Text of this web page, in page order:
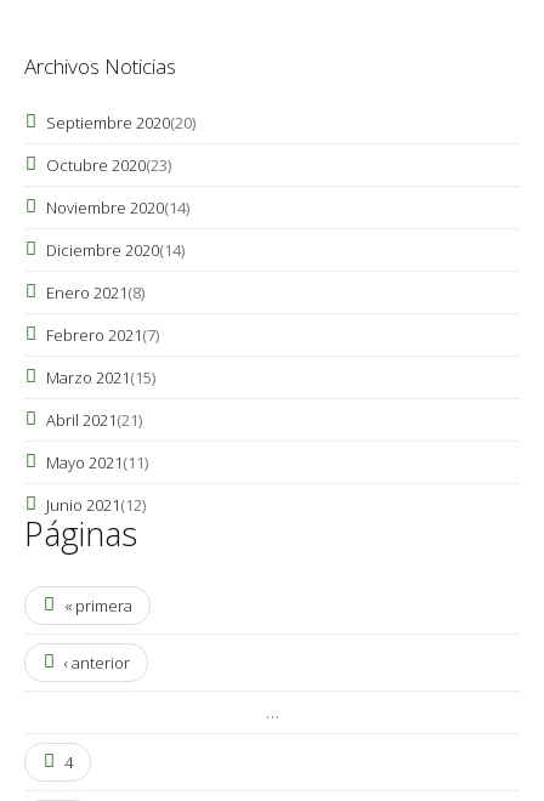
Archivos Noticias
Septiembre 2020(20)
Octubre 2020(23)
Noviembre 2020(14)
Diciembre 2020(14)
Enero 2021(8)
Febrero 2021(7)
Marzo 2021(15)
Abril 2021(21)
Mayo 2021(11)
Junio 2021(12)
Páginas
« primera
‹ anterior
…
4